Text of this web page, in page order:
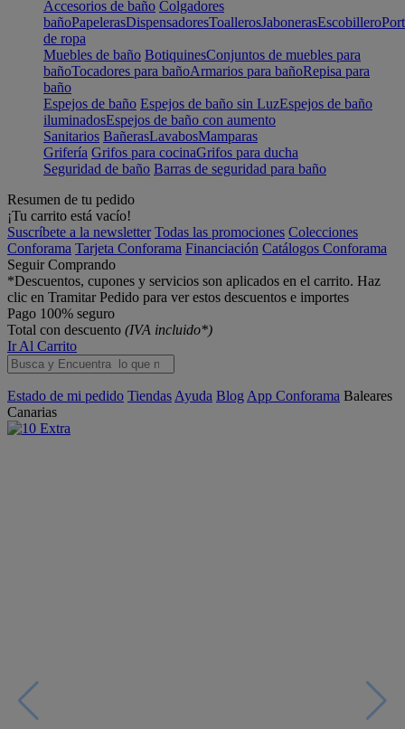
Accesorios de baño Colgadores
bañoPapelerasDispensadoresToallerosJabonerasEscobillero
de ropa
Muebles de baño BotiquinesConjuntos de muebles para
bañoTocadores para bañoArmarios para bañoRepisa para
baño
Espejos de baño Espejos de baño sin LuzEspejos de baño
iluminadosEspejos de baño con aumento
Sanitarios BañerasLavabosMamparas
Grifería Grifos para cocinaGrifos para ducha
Seguridad de baño Barras de seguridad para baño
Resumen de tu pedido
¡Tu carrito está vacío!
Suscríbete a la newsletter Todas las promociones Colecciones
Conforama Tarjeta Conforama Financiación Catálogos Conforama
Seguir Comprando
*Descuentos, cupones y servicios son aplicados en el carrito. Haz
clic en Tramitar Pedido para ver estos descuentos e importes
Pago 100% seguro
Total con descuento (IVA incluido*)
Ir Al Carrito
Estado de mi pedido Tiendas Ayuda Blog App Conforama Baleares
Canarias